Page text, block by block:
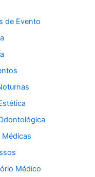
de Evento
Médico